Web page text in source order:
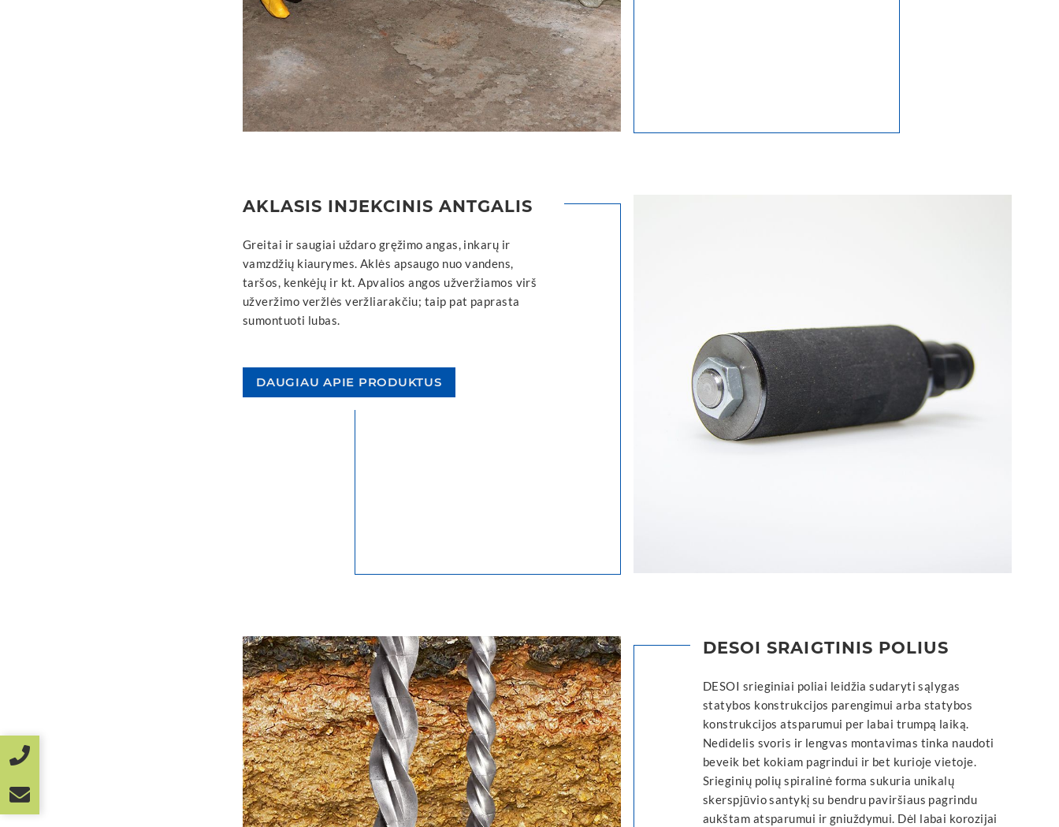
AKLASIS INJEKCINIS ANTGALIS
Greitai ir saugiai uždaro gręžimo angas, inkarų ir
vamzdžių kiaurymes. Aklės apsaugo nuo vandens,
taršos, kenkėjų ir kt. Apvalios angos užveržiamos virš
užveržimo veržlės veržliarakčiu; taip pat paprasta
sumontuoti lubas.
DAUGIAU APIE PRODUKTUS
DESOI SRAIGTINIS POLIUS
DESOI srieginiai poliai leidžia sudaryti sąlygas
statybos konstrukcijos parengimui arba statybos
konstrukcijos atsparumui per labai trumpą laiką.
Nedidelis svoris ir lengvas montavimas tinka naudoti
beveik bet kokiam pagrindui ir bet kurioje vietoje.
Srieginių polių spiralinė forma sukuria unikalų
skerspjūvio santykį su bendru paviršiaus pagrindu
aukštam atsparumui ir gniuždymui. Dėl labai korozijai